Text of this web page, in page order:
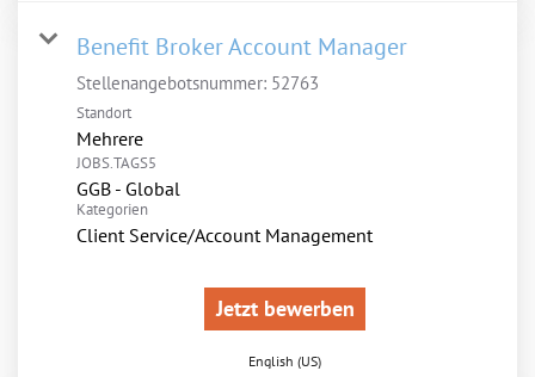
Benefit Broker Account Manager
Stellenangebotsnummer: 52763
Standort
Mehrere
JOBS.TAGS5
GGB - Global
Kategorien
Client Service/Account Management
Jetzt bewerben
English (US)